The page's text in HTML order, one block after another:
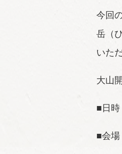
今回
岳（
いた
大山
■日時
■会